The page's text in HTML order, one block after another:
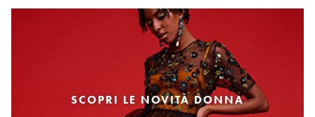
SCOPRI LE NOVITÀ DONNA